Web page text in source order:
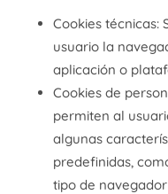
Cookies técnicas:
usuario la
aplicación o
Cookies de
permiten al
algunas
predefinidas,
tipo de